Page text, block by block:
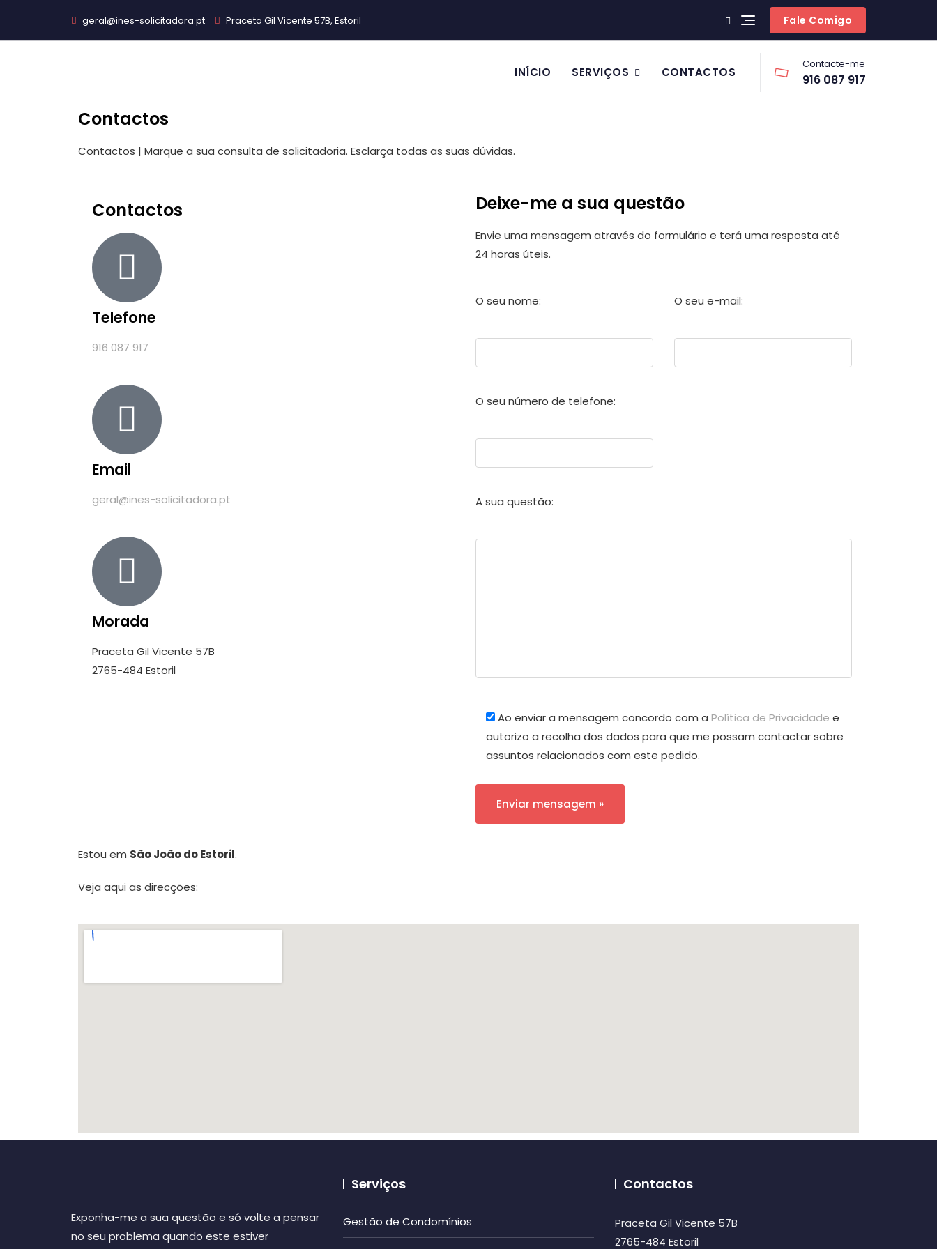
geral@ines-solicitadora.pt Praceta Gil Vicente 57B, Estoril Fale Comigo
INÍCIO SERVIÇOS CONTACTOS
Contacte-me
916 087 917
Contactos
Contactos | Marque a sua consulta de solicitadoria. Esclarça todas as suas dúvidas.
Contactos
Telefone
916 087 917
Email
geral@ines-solicitadora.pt
Morada
Praceta Gil Vicente 57B
2765-484 Estoril
Deixe-me a sua questão
Envie uma mensagem através do formulário e terá uma resposta até
24 horas úteis.
O seu nome: O seu e-mail:
O seu número de telefone:
A sua questão:
Ao enviar a mensagem concordo com a Política de Privacidade e
autorizo a recolha dos dados para que me possam contactar sobre
assuntos relacionados com este pedido.
Estou em São João do Estoril.
Veja aqui as direcções:
Exponha-me a sua questão e só volte a pensar
no seu problema quando este estiver
Serviços
Gestão de Condomínios
Contactos
Praceta Gil Vicente 57B
2765-484 Estoril